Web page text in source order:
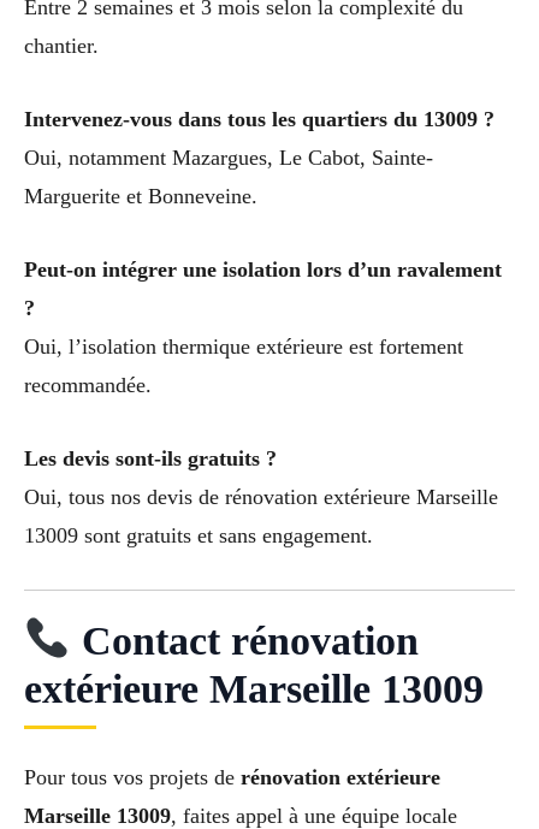
Entre 2 semaines et 3 mois selon la complexité du
chantier.
Intervenez-vous dans tous les quartiers du 13009 ?
Oui, notamment Mazargues, Le Cabot, Sainte-
Marguerite et Bonneveine.
Peut-on intégrer une isolation lors d’un ravalement
?
Oui, l’isolation thermique extérieure est fortement
recommandée.
Les devis sont-ils gratuits ?
Oui, tous nos devis de rénovation extérieure Marseille
13009 sont gratuits et sans engagement.
Contact rénovation
extérieure Marseille 13009
Pour tous vos projets de rénovation extérieure
Marseille 13009, faites appel à une équipe locale